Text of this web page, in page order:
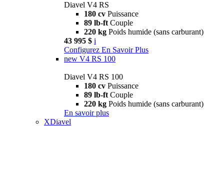
Diavel V4 RS
180 cv Puissance
89 lb-ft Couple
220 kg Poids humide (sans carburant)
43 995 $ i
Configurez En Savoir Plus
new V4 RS 100
Diavel V4 RS 100
180 cv Puissance
89 lb-ft Couple
220 kg Poids humide (sans carburant)
En savoir plus
XDiavel